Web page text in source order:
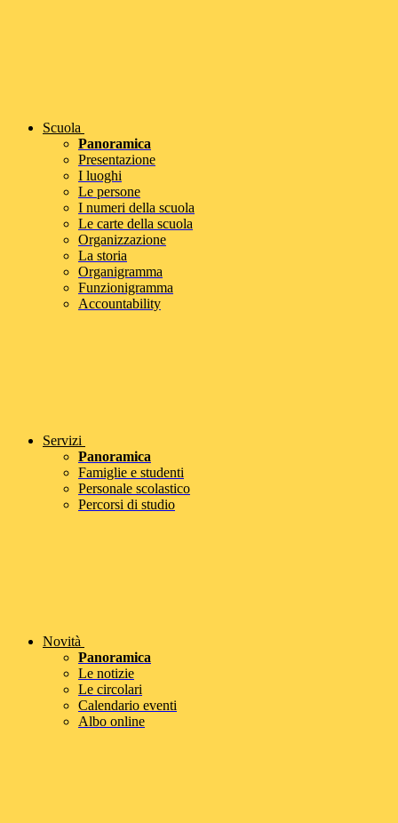
Scuola
Panoramica
Presentazione
I luoghi
Le persone
I numeri della scuola
Le carte della scuola
Organizzazione
La storia
Organigramma
Funzionigramma
Accountability
Servizi
Panoramica
Famiglie e studenti
Personale scolastico
Percorsi di studio
Novità
Panoramica
Le notizie
Le circolari
Calendario eventi
Albo online